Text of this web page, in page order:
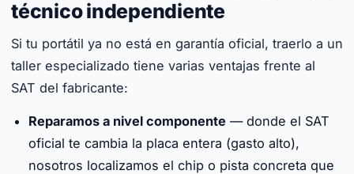
técnico independiente
Si tu portátil ya no está en garantía oficial, traerlo a un
taller especializado tiene varias ventajas frente al
SAT del fabricante:
Reparamos a nivel componente — donde el SAT
oficial te cambia la placa entera (gasto alto),
nosotros localizamos el chip o pista concreta que